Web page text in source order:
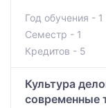
Год обучения - 1
Семестр - 1
Кредитов - 5
Культура
современные